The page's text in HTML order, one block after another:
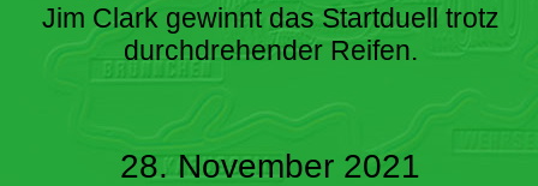
Jim Clark gewinnt das Startduell trotz
durchdrehender Reifen.
28. November 2021